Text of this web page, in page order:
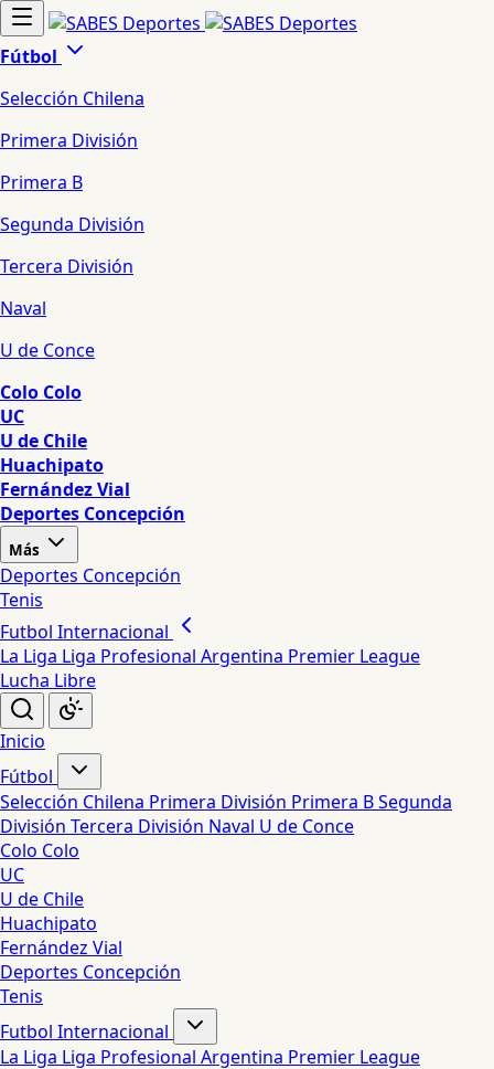
Fútbol
Selección Chilena
Primera División
Primera B
Segunda División
Tercera División
Naval
U de Conce
Colo Colo
UC
U de Chile
Huachipato
Fernández Vial
Deportes Concepción
Más
Deportes Concepción
Tenis
Futbol Internacional
La Liga Liga Profesional Argentina Premier League
Lucha Libre
Inicio
Fútbol
Selección Chilena Primera División Primera BSegunda
División Tercera División Naval U de Conce
Colo Colo
UC
U de Chile
Huachipato
Fernández Vial
Deportes Concepción
Tenis
Futbol Internacional
La Liga Liga Profesional Argentina Premier League